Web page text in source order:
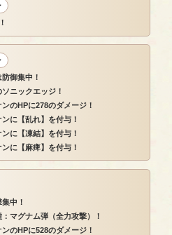
御集中！
ニックエッジ！
のHPに278のダメージ！
に【乱れ】を付与！
に【凍結】を付与！
に【麻痺】を付与！
中！
マグナム弾（全力攻撃）！
のHPに528のダメージ！